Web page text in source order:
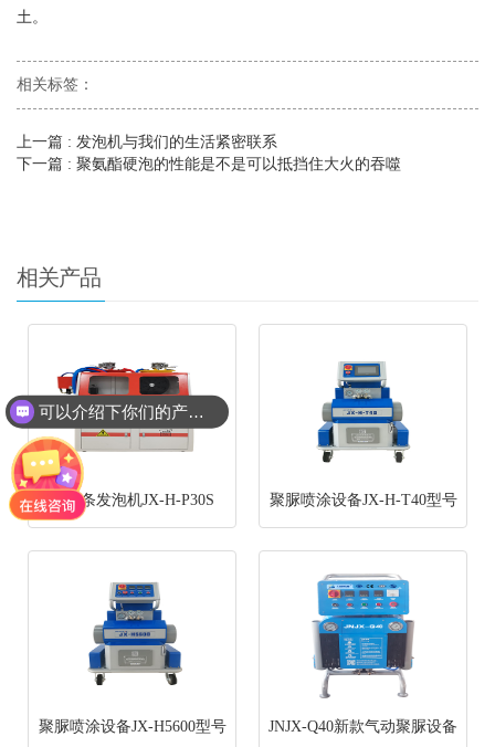
土。
相关标签：
上一篇 : 发泡机与我们的生活紧密联系
下一篇 : 聚氨酯硬泡的性能是不是可以抵挡住大火的吞噬
相关产品
穿纸条发泡机JX-H-P30S 聚脲喷涂设备JX-H-T40型号
聚脲喷涂设备JX-H5600型号 JNJX-Q40新款气动聚脲设备
可以介绍下你们的产品么